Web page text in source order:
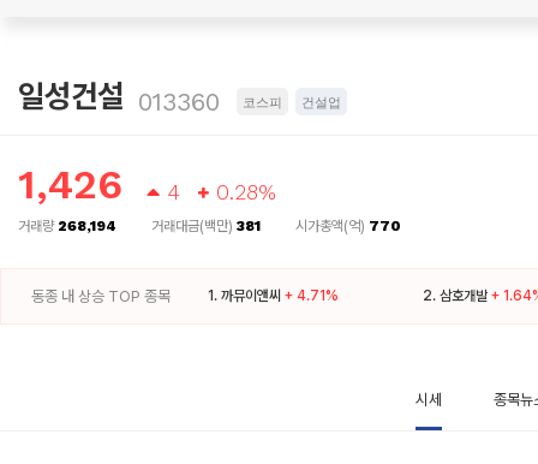
일성건설 013360 코스피 건설업
1,426 4 0.28%
거래량 268,194 거래대금(백만) 381 시가총액(억) 770
동종 내 상승 TOP 종목 1. 까뮤이앤씨 + 4.71% 2. 삼호개발 +
시세 종목뉴